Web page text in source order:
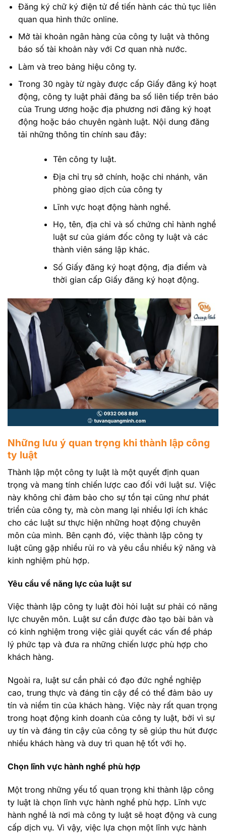
Đăng ký chữ ký điện tử để tiến hành các thủ tục liên
quan qua hình thức online.
Mở tài khoản ngân hàng của công ty luật và thông
báo số tài khoản này với Cơ quan nhà nước.
Làm và treo bảng hiệu công ty.
Trong 30 ngày từ ngày được cấp Giấy đăng ký hoạt
động, công ty luật phải đăng ba số liên tiếp trên báo
của Trung ương hoặc địa phương nơi đăng ký hoạt
động hoặc báo chuyên ngành luật. Nội dung đăng
tải những thông tin chính sau đây:
Tên công ty luật.
Địa chỉ trụ sở chính, hoặc chi nhánh, văn
phòng giao dịch của công ty
Lĩnh vực hoạt động hành nghề.
Họ, tên, địa chỉ và số chứng chỉ hành nghề
luật sư của giám đốc công ty luật và các
thành viên sáng lập khác.
Số Giấy đăng ký hoạt động, địa điểm và
thời gian cấp Giấy đăng ký hoạt động.
Những lưu ý quan trọng khi thành lập công
ty luật
Thành lập một công ty luật là một quyết định quan
trọng và mang tính chiến lược cao đối với luật sư. Việc
này không chỉ đảm bảo cho sự tồn tại cũng như phát
triển của công ty, mà còn mang lại nhiều lợi ích khác
cho các luật sư thực hiện những hoạt động chuyên
môn của mình. Bên cạnh đó, việc thành lập công ty
luật cũng gặp nhiều rủi ro và yêu cầu nhiều kỹ năng và
kinh nghiệm phù hợp.
Yêu cầu về năng lực của luật sư
Việc thành lập công ty luật đòi hỏi luật sư phải có năng
lực chuyên môn. Luật sư cần được đào tạo bài bản và
có kinh nghiệm trong việc giải quyết các vấn đề pháp
lý phức tạp và đưa ra những chiến lược phù hợp cho
khách hàng.
Ngoài ra, luật sư cần phải có đạo đức nghề nghiệp
cao, trung thực và đáng tin cậy để có thể đảm bảo uy
tín và niềm tin của khách hàng. Việc này rất quan trọng
trong hoạt động kinh doanh của công ty luật, bởi vì sự
uy tín và đáng tin cậy của công ty sẽ giúp thu hút được
nhiều khách hàng và duy trì quan hệ tốt với họ.
Chọn lĩnh vực hành nghề phù hợp
Một trong những yếu tố quan trọng khi thành lập công
ty luật là chọn lĩnh vực hành nghề phù hợp. Lĩnh vực
hành nghề là nơi mà công ty luật sẽ hoạt động và cung
cấp dịch vụ. Vì vậy, việc lựa chọn một lĩnh vực hành